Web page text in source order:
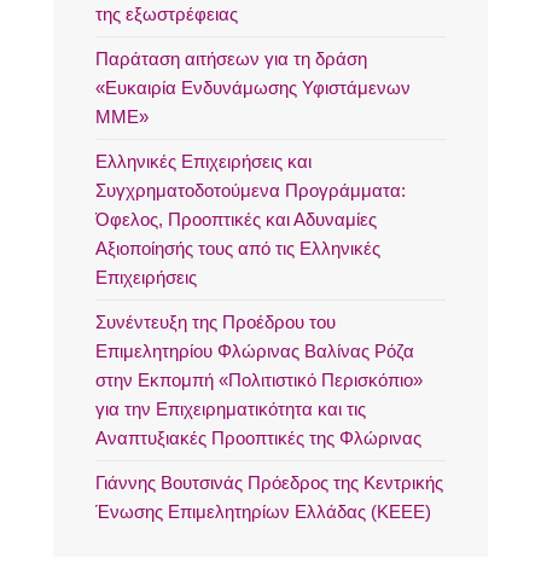
της εξωστρέφειας
Παράταση αιτήσεων για τη δράση
«Ευκαιρία Ενδυνάμωσης Υφιστάμενων
ΜΜΕ»
Ελληνικές Επιχειρήσεις και
Συγχρηματοδοτούμενα Προγράμματα:
Όφελος, Προοπτικές και Αδυναμίες
Αξιοποίησής τους από τις Ελληνικές
Επιχειρήσεις
Συνέντευξη της Προέδρου του
Επιμελητηρίου Φλώρινας Βαλίνας Ρόζα
στην Εκπομπή «Πολιτιστικό Περισκόπιο»
για την Επιχειρηματικότητα και τις
Αναπτυξιακές Προοπτικές της Φλώρινας
Γιάννης Βουτσινάς Πρόεδρος της Κεντρικής
Ένωσης Επιμελητηρίων Ελλάδας (ΚΕΕΕ)